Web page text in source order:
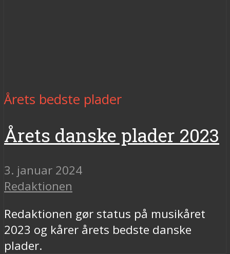
Årets bedste plader
Årets danske plader 2023
3. januar 2024
Redaktionen
Redaktionen gør status på musikåret
2023 og kårer årets bedste danske
plader.